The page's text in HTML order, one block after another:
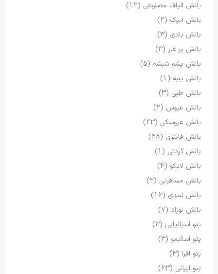
بالش الیاف مصنوعی (12)
بالش ایپک (2)
بالش بادی (3)
بالش پر غاز (3)
بالش پشم شیشه (5)
بالش پنبه (1)
بالش طبی (3)
بالش عروس (2)
بالش عروسکی (23)
بالش فانتزی (28)
بالش گردنی (1)
بالش لایکو (4)
بالش مسافرتی (2)
بالش نمدی (16)
بالش نوزاد (7)
پتو اسپانیایی (3)
پتو اسکیمو (3)
پتو افرا (3)
پتو ایرانی (63)